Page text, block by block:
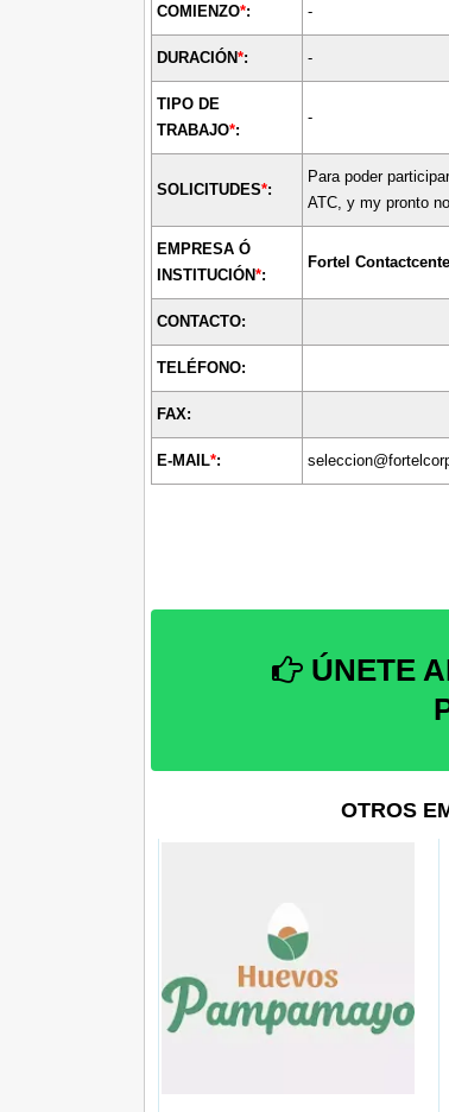
COMIENZO*: -
DURACIÓN*: -
TIPO DE
TRABAJO*:
-
SOLICITUDES*:
Para poder
ATC, y my pronto
EMPRESA Ó
INSTITUCIÓN*:
Fortel
CONTACTO:
TELÉFONO:
FAX:
E-MAIL*:
ÚNETE
OTROS